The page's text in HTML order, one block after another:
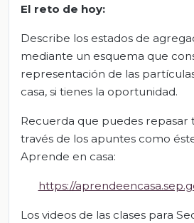
El reto de hoy:
Describe los estados de
mediante un esquema que
representación de las
casa, si tienes la oportunidad.
Recuerda que puedes repasar
través de los apuntes como
Aprende en casa:
https://
Los videos de las clases para